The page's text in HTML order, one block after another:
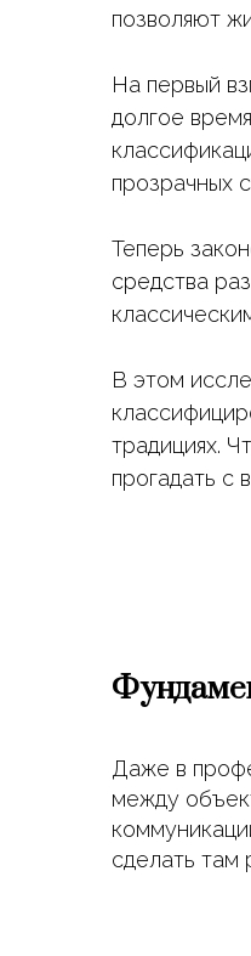
позволяют
На первый
долгое
прозрачных
Теперь
средства
В этом
традициях.
прогадать с
Даже в
между
сделать там